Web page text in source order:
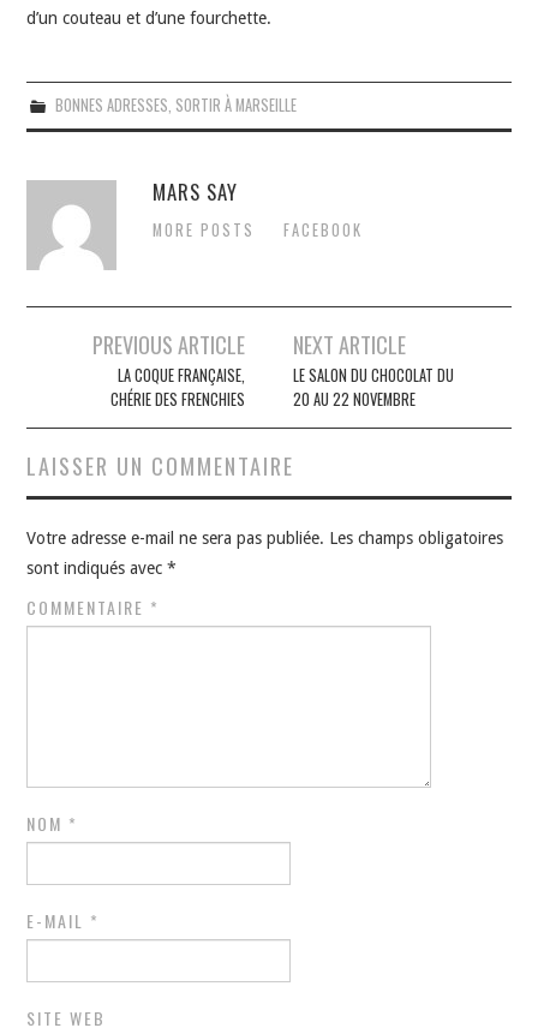
d’un couteau et d’une fourchette.
BONNES ADRESSES, SORTIR À MARSEILLE
MARS SAY
MORE POSTS FACEBOOK
Navigation
articles
PREVIOUS ARTICLE
LA COQUE FRANÇAISE,
CHÉRIE DES FRENCHIES
NEXT ARTICLE
LE SALON DU CHOCOLAT DU
20 AU 22 NOVEMBRE
LAISSER UN COMMENTAIRE
Votre adresse e-mail ne sera pas publiée. Les champs obligatoires
sont indiqués avec*
COMMENTAIRE *
NOM *
E-MAIL *
SITE WEB